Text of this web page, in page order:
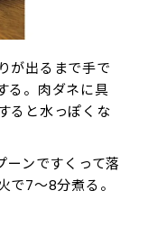
が出るまで手で
る。肉ダネに具
ると水っぽくな
ンですくって落
で7～8分煮る。